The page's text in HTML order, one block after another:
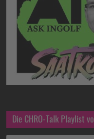
Die CHRO-Talk Playlist